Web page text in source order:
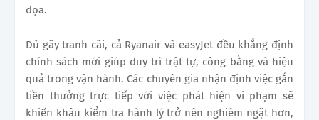
dọa.
Dù gây tranh cãi, cả Ryanair và easyJet đều khẳng định
chính sách mới giúp duy trì trật tự, công bằng và hiệu
quả trong vận hành. Các chuyên gia nhận định việc gắn
tiền thưởng trực tiếp với việc phát hiện vi phạm sẽ
khiến khâu kiểm tra hành lý trở nên nghiêm ngặt hơn,